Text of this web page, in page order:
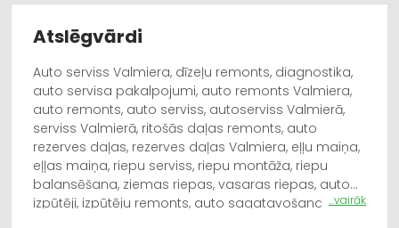
Atslēgvārdi
Auto serviss Valmiera, dīzeļu remonts, diagnostika,
auto servisa pakalpojumi, auto remonts Valmiera,
auto remonts, auto serviss, autoserviss Valmierā,
serviss Valmierā, ritošās daļas remonts, auto
rezerves daļas, rezerves daļas Valmiera, eļļu maiņa,
eļļas maiņa, riepu serviss, riepu montāža, riepu
balansēšana, ziemas riepas, vasaras riepas, auto
izpūtēji, izpūtēju remonts, auto sagatavošana TA,...vairāk